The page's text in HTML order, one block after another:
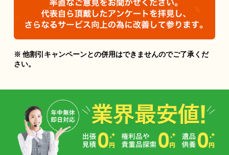
※ 他割引キャンペーンとの併用はできませんのでご了承くだ
さい。